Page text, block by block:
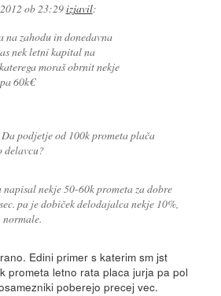
ob 23:29izjavil:
na zahodu in donedavna
nek letni kapital na
moraš obrnit nekje
60k€
podjetje od 100k prometa plača
delavcu?
napisal nekje 50-60k prometa za dobre
pa je dobiček delodajalca nekje 10%,
normale.
Edini primer s katerim sm jst
prometa letno rata placa jurja pa pol
poberejo precej vec.